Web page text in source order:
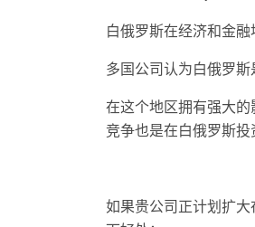
白俄罗斯在经济和金
多国公司认为白俄罗斯
在这个地区拥有强大
竞争也是在白俄罗斯投
如果贵公司正计划扩